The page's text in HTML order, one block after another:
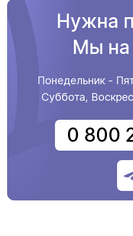
Нужна
Мы на
Понедельник -
Суббота,
0 800